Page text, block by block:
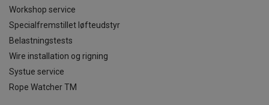
Workshop service
Specialfremstillet løfteudstyr
Belastningstests
Wire installation og rigning
Systue service
Rope Watcher TM